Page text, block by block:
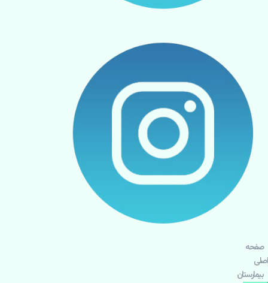
صفحه
اصلی
بيمارستان